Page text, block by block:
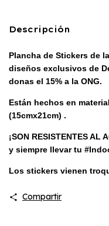
Descripción
Plancha de Stickers de
diseños exclusivos de
donas el 15% a la ONG.
Están hechos en
(15cmx21cm) .
¡SON RESISTENTES
y siempre llevar tu
Los stickers vienen
Compartir